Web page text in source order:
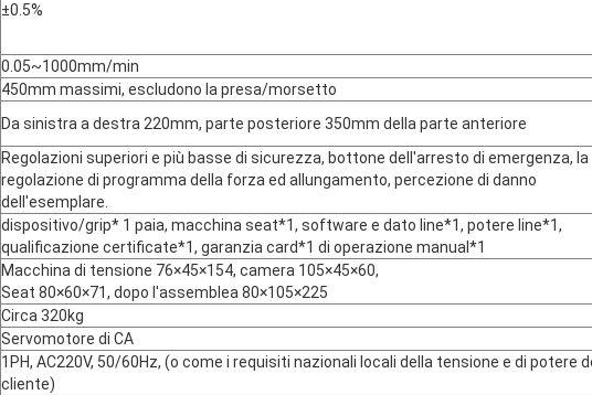
±0.5%
0.05~1000mm/min
450mm massimi, escludono la presa/morsetto
Da sinistra a destra 220mm, parte posteriore 350mm della parte anteriore
Regolazioni superiori e più basse di sicurezza, bottone dell'arresto di emergenza, la
regolazione di programma della forza ed allungamento, percezione di danno
dell'esemplare.
dispositivo/grip* 1 paia, macchina seat*1, software e dato line*1, potere line*1,
qualificazione certificate*1, garanzia card*1 di operazione manual*1
Macchina di tensione 76×45×154, camera 105×45×60,
Seat 80×60×71, dopo l'assemblea 80×105×225
Circa 320kg
Servomotore di CA
1PH, AC220V, 50/60Hz, (o come i requisiti nazionali locali della tensione e di potere
cliente)